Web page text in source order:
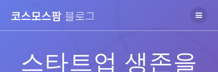
코스모스팜 블로그
스타트업 생존을